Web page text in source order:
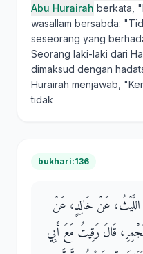
Abu Hurairah berkata,
wasallam bersabda:
seseorang yang
Seorang laki-laki dari
dimaksud dengan
Hurairah menjawab,
tidak
bukhari:136
اللَّيْثُ، عَنْ خَالِدٍ، عَنْ
قَالَ رَقِيتُ مَعَ أَبِي